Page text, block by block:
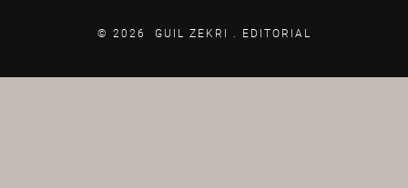
© 2026 GUIL ZEKRI . EDITORIAL